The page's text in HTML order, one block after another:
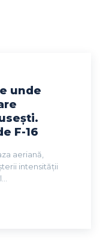
unde
F-16
aeriană,
intensității